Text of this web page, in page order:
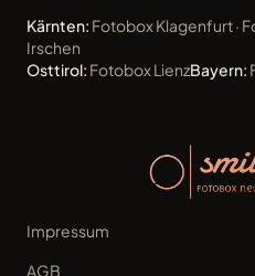
Kärnten: FotoboxKlagenfurt·
Irschen
Osttirol: FotoboxLienzBayern:
Impressum
AGB